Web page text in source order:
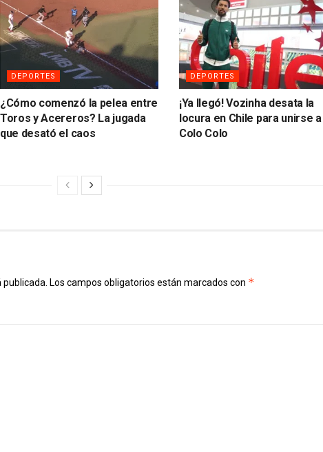
DEPORTES
¿Cómo comenzó la pelea entre
Toros y Acereros? La jugada
que desató el caos
DEPORTES
¡Ya llegó! Vozinha desata la
locura en Chile para unirse a
Colo Colo
publicada. Los campos obligatorios están marcados con *